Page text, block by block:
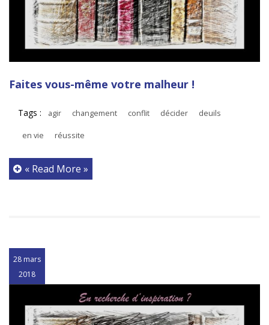
Faites vous-même votre malheur !
Tags : agir changement conflit décider deuils
en vie réussite
« Read More »
28 mars
2018